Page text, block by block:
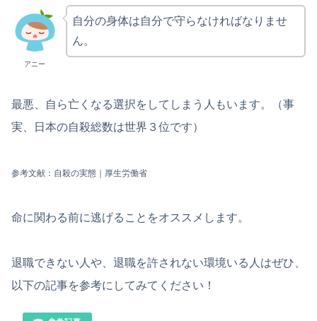
アニー
自分の身体は自分で守らなければなりませ
ん。
最悪、自ら亡くなる選択をしてしまう人もいます。（事
実、日本の自殺総数は世界３位です）
参考文献：自殺の実態｜厚生労働省
命に関わる前に逃げることをオススメします。
退職できない人や、退職を許されない環境いる人はぜひ、
以下の記事を参考にしてみてください！